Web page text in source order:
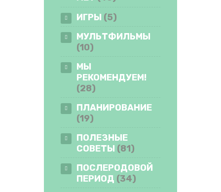
ИГРЫ (5)
МУЛЬТФИЛЬМЫ
(10)
МЫ
РЕКОМЕНДУЕМ!
(28)
ПЛАНИРОВАНИЕ
(19)
ПОЛЕЗНЫЕ
СОВЕТЫ (81)
ПОСЛЕРОДОВОЙ
ПЕРИОД (34)